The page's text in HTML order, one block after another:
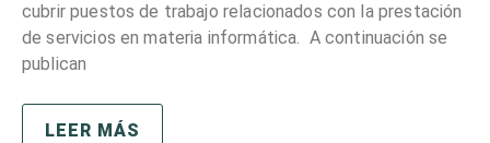
cubrir puestos de trabajo relacionados con la prestación
de servicios en materia informática. A continuación se
publican
LEER MÁS